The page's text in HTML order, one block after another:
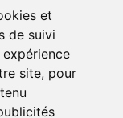
et
de suivi
site, pour